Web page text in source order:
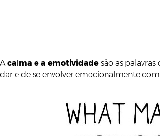
Acalma e a emotividade são as
dar e de se envolver emocionalmente